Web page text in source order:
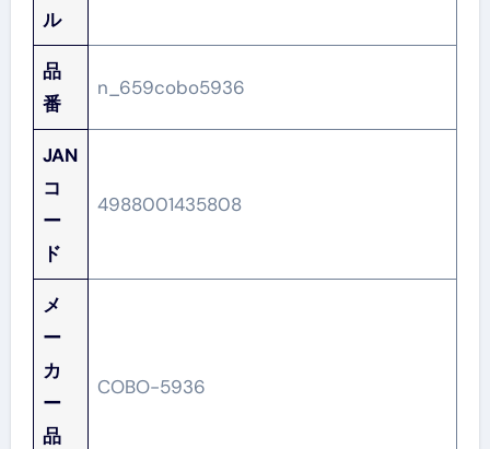
ル
品
番
n_659cobo5936
JAN
コ
ー
ド
4988001435808
メ
ー
カ
ー
品
COBO-5936